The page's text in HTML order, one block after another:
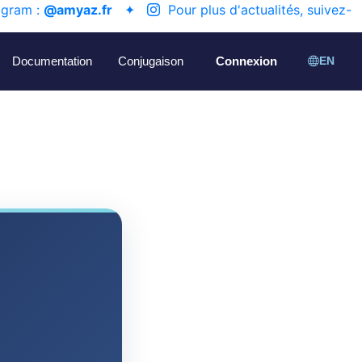
: @amyaz.fr ✦ Pour plus d'actualités, suivez-
Documentation Conjugaison Connexion EN